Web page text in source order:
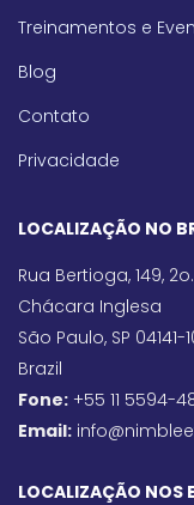
Treinamentos e
Blog
Contato
Privacidade
LOCALIZAÇÃO NO
Rua Bertioga, 149,
Chácara Inglesa
São Paulo, SP 04141-
Brazil
Fone: +55 11 5594-
Email:
LOCALIZAÇÃO NOS